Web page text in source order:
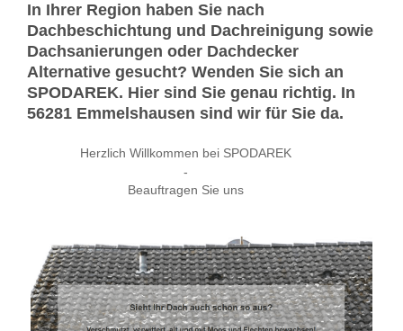
In Ihrer Region haben Sie nach
Dachbeschichtung und Dachreinigung sowie
Dachsanierungen oder Dachdecker
Alternative gesucht? Wenden Sie sich an
SPODAREK. Hier sind Sie genau richtig. In
56281 Emmelshausen sind wir für Sie da.
Herzlich Willkommen bei SPODAREK
-
Beauftragen Sie uns